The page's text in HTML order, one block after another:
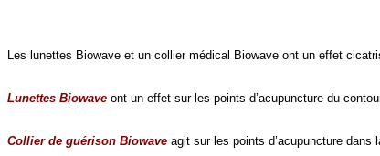
Les lunettes Biowave et un collier médical Biowave ont un effet
Lunettes Biowave ont un effet sur les points d’acupuncture du
Collier de guérison Biowave agit sur les points d’acupuncture